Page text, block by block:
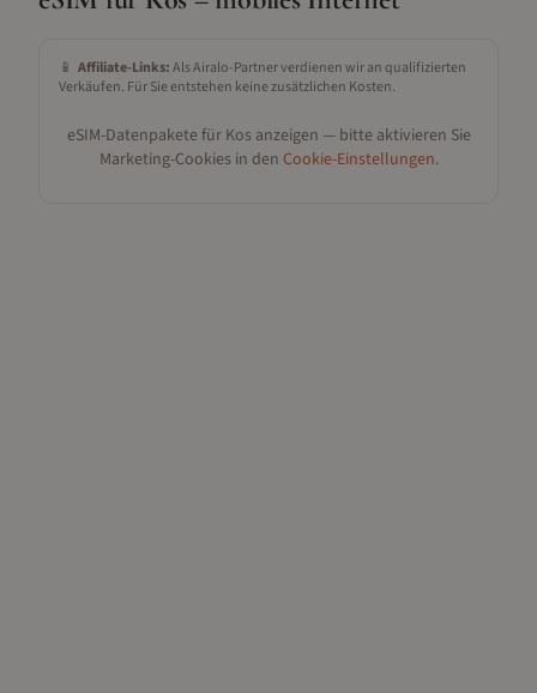
📱 Affiliate-Links:Als Airalo-Partner verdienen wir an qualifizierten
Verkäufen. Für Sie entstehen keine zusätzlichen Kosten.
eSIM-Datenpakete für Kosanzeigen — bitte aktivieren Sie
Marketing-Cookies in den Cookie-Einstellungen.